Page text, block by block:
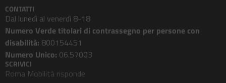
CONTATTI
Dal lunedì al venerdì 8-18
Numero Verde titolari di contrassegno per persone con
disabilità: 800154451
Numero Unico: 06.57003
SCRIVICI
Roma Mobilità risponde